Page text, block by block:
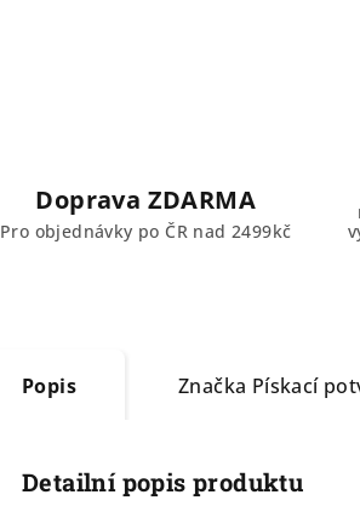
Doprava ZDARMA
Pro objednávky po ČR nad 2499kč
Popis Značka Pískací
Detailní popis produktu